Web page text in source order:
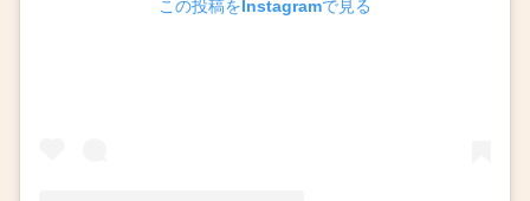
この投稿をInstagramで見る